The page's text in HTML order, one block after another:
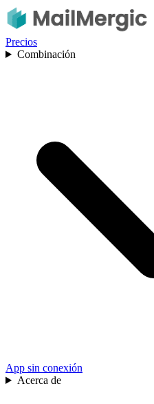
Precios
Combinación
App sin conexión
Acerca de